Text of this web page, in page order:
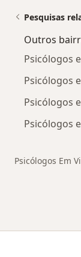
Pesquisas
Outros
Psicólogos
Psicólogos
Psicólogos
Psicólogos
Psicólogos Em